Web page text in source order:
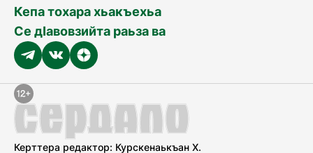
Кепа тохара хьакъехьа
Се дӀавовзийта раьза ва
Керттера редактор: Курскенаькъан Х.